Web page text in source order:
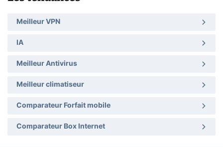
Meilleur VPN
IA
Meilleur Antivirus
Meilleur climatiseur
Comparateur Forfait mobile
Comparateur Box Internet